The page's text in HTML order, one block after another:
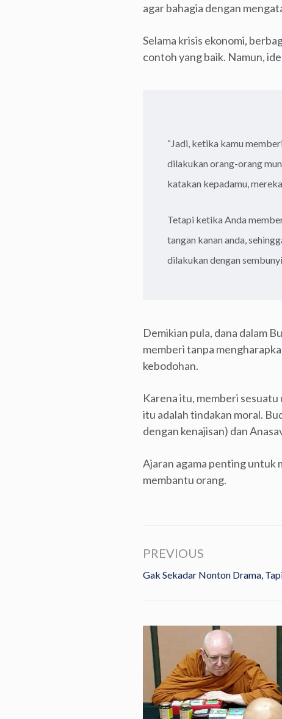
agar bahagia dengan
Selama krisis ekonomi,
contoh yang baik. Namun,
“Jadi, ketika kamu
dilakukan orang-orang
katakan kepadamu,
Tetapi ketika Anda
tangan kanan anda,
dilakukan dengan
Demikian pula, dana dalam
memberi tanpa
kebodohan.
Karena itu, memberi
itu adalah tindakan moral.
dengan kenajisan) dan
Ajaran agama penting untuk
membantu orang.
PREVIOUS
Gak Sekadar Nonton Drama,